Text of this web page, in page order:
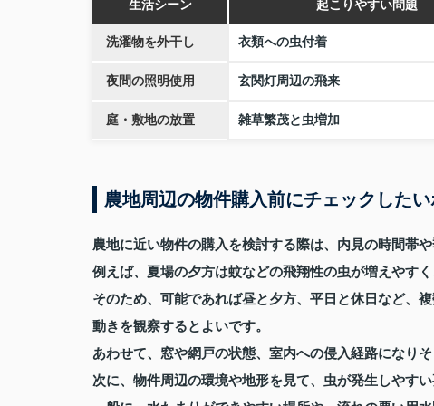
生活シーン 起こりやすい問題
洗濯物を外干し 衣類への虫付着
夜間の照明使用 玄関灯周辺の飛来
庭・敷地の放置 雑草繁茂と虫増加
農地周辺の物件購入前にチェックしたい
農地に近い物件の購入を検討する際は、内見の時間帯
例えば、夏場の夕方は蚊などの飛翔性の虫が増えやす
そのため、可能であれば昼と夕方、平日と休日など、
動きを観察するとよいです。
あわせて、窓や網戸の状態、室内への侵入経路になり
次に、物件周辺の環境や地形を見て、虫が発生しやす